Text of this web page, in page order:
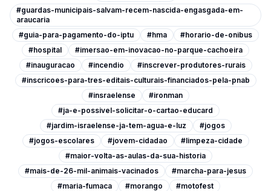
#guardas-municipais-salvam-recem-nascida-engasgada-em-
araucaria
#guia-para-pagamento-do-iptu
#hma
#horario-de-onibus
#hospital
#imersao-em-inovacao-no-parque-cachoeira
#inauguracao
#incendio
#inscrever-produtores-rurais
#inscricoes-para-tres-editais-culturais-financiados-pela-pnab
#insraelense
#ironman
#ja-e-possivel-solicitar-o-cartao-educard
#jardim-israelense-ja-tem-agua-e-luz
#jogos
#jogos-escolares
#jovem-cidadao
#limpeza-cidade
#maior-volta-as-aulas-da-sua-historia
#mais-de-26-mil-animais-vacinados
#marcha-para-jesus
#maria-fumaca
#morango
#motofest